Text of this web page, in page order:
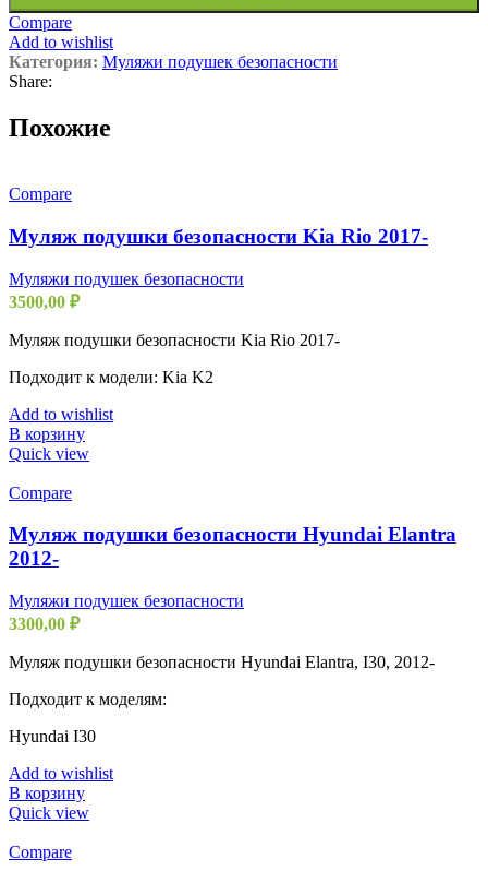
Compare
Add to wishlist
Категория: Муляжи подушек безопасности
Share:
Похожие
Compare
Муляж подушки безопасности Kia Rio 2017-
Муляжи подушек безопасности
3500,00 ₽
Муляж подушки безопасности Kia Rio 2017-
Подходит к модели: Kia K2
Add to wishlist
В корзину
Quick view
Compare
Муляж подушки безопасности Hyundai Elantra
2012-
Муляжи подушек безопасности
3300,00 ₽
Муляж подушки безопасности Hyundai Elantra, I30, 2012-
Подходит к моделям:
Hyundai I30
Add to wishlist
В корзину
Quick view
Compare